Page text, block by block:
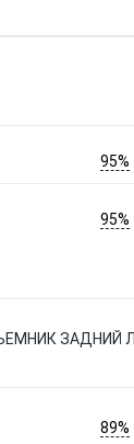
95%
95%
89%